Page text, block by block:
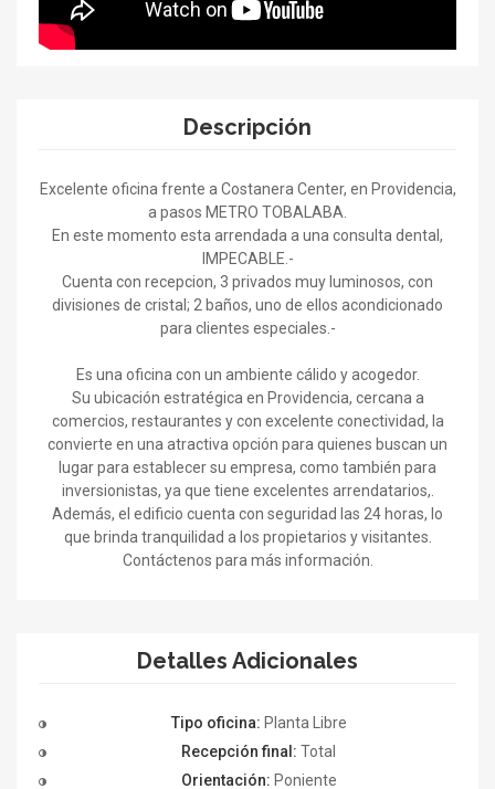
Descripción
Excelente oficina frente a Costanera Center, en Providencia,
a pasos METRO TOBALABA.
En este momento esta arrendada a una consulta dental,
IMPECABLE.-
Cuenta con recepcion, 3 privados muy luminosos, con
divisiones de cristal; 2 baños, uno de ellos acondicionado
para clientes especiales.-
Es una oficina con un ambiente cálido y acogedor.
Su ubicación estratégica en Providencia, cercana a
comercios, restaurantes y con excelente conectividad, la
convierte en una atractiva opción para quienes buscan un
lugar para establecer su empresa, como también para
inversionistas, ya que tiene excelentes arrendatarios,.
Además, el edificio cuenta con seguridad las 24 horas, lo
que brinda tranquilidad a los propietarios y visitantes.
Contáctenos para más información.
Detalles Adicionales
Tipo oficina: Planta Libre
Recepción final: Total
Orientación: Poniente